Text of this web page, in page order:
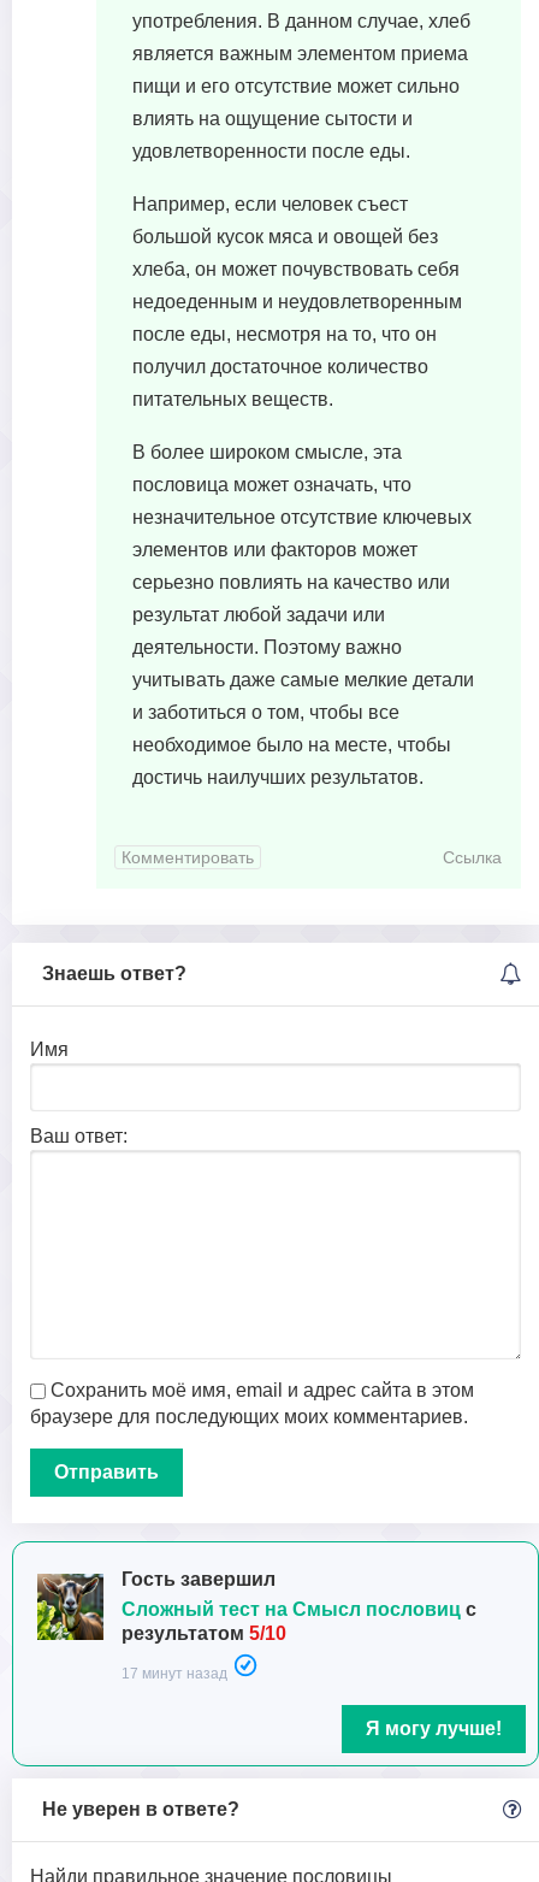
употребления. В данном случае, хлеб
является важным элементом приема
пищи и его отсутствие может сильно
влиять на ощущение сытости и
удовлетворенности после еды.
Например, если человек съест
большой кусок мяса и овощей без
хлеба, он может почувствовать себя
недоеденным и неудовлетворенным
после еды, несмотря на то, что он
получил достаточное количество
питательных веществ.
В более широком смысле, эта
пословица может означать, что
незначительное отсутствие ключевых
элементов или факторов может
серьезно повлиять на качество или
результат любой задачи или
деятельности. Поэтому важно
учитывать даже самые мелкие детали
и заботиться о том, чтобы все
необходимое было на месте, чтобы
достичь наилучших результатов.
Комментировать Ссылка
Знаешь ответ?
Имя
Ваш ответ:
Сохранить моё имя, email и адрес сайта в этом
браузере для последующих моих комментариев.
Гость завершил
Сложный тест на Смысл пословиц с
результатом 5/10
17 минут назад
Я могу лучше!
Не уверен в ответе?
Найди правильное значение пословицы